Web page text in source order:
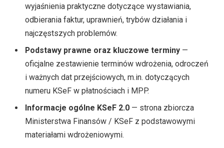
wyjaśnienia praktyczne dotyczące wystawiania,
odbierania faktur, uprawnień, trybów działania i
najczęstszych problemów.
Podstawy prawne oraz kluczowe terminy —
oficjalne zestawienie terminów wdrożenia, odroczeń
i ważnych dat przejściowych, m.in. dotyczących
numeru KSeF w płatnościach i MPP.
Informacje ogólne KSeF 2.0 — strona zbiorcza
Ministerstwa Finansów / KSeF z podstawowymi
materiałami wdrożeniowymi.